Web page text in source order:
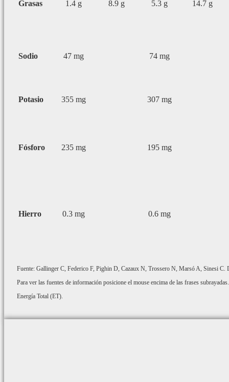
Grasas 1.4 g 8.9 g 5.3 g 14.7 g
Sodio 47 mg 74 mg
Potasio 355 mg 307 mg
Fósforo 235 mg 195 mg
Hierro 0.3 mg 0.6 mg
Fuente: Gallinger C, Federico F, Pighin D, Cazaux N, Trossero N, Marsó A, Sinesi
Para ver las fuentes de información posicione el mouse encima de las frases subrayadas.
Energía Total (ET).